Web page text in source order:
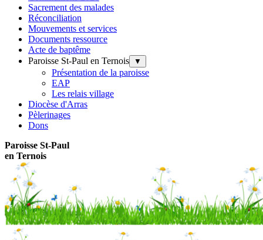
Sacrement des malades
Réconciliation
Mouvements et services
Documents ressource
Acte de baptême
Paroisse St-Paul en Ternois
▼
Présentation de la paroisse
EAP
Les relais village
Diocèse d'Arras
Pèlerinages
Dons
Paroisse St-Paul
en Ternois